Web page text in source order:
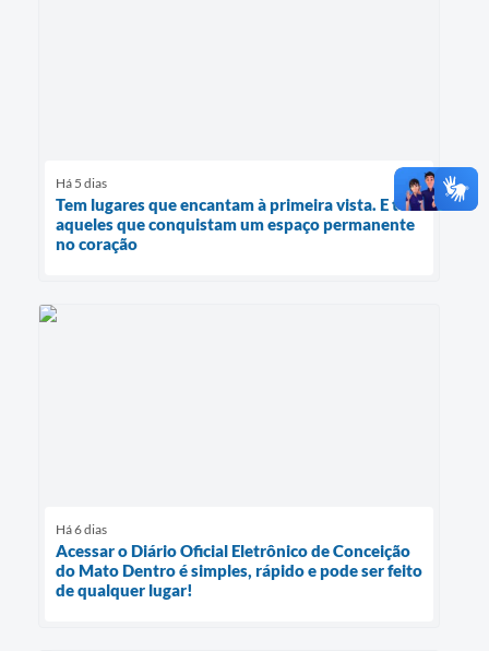
Há 5 dias
Tem lugares que encantam à primeira vista. E tem
aqueles que conquistam um espaço permanente
no coração
Há 6 dias
Acessar o Diário Oficial Eletrônico de Conceição
do Mato Dentro é simples, rápido e pode ser feito
de qualquer lugar!